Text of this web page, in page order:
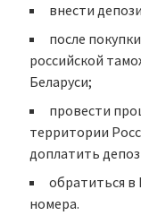
внести
после
российской
Беларуси;
провести
территории
доплатить
обратиться в
номера.